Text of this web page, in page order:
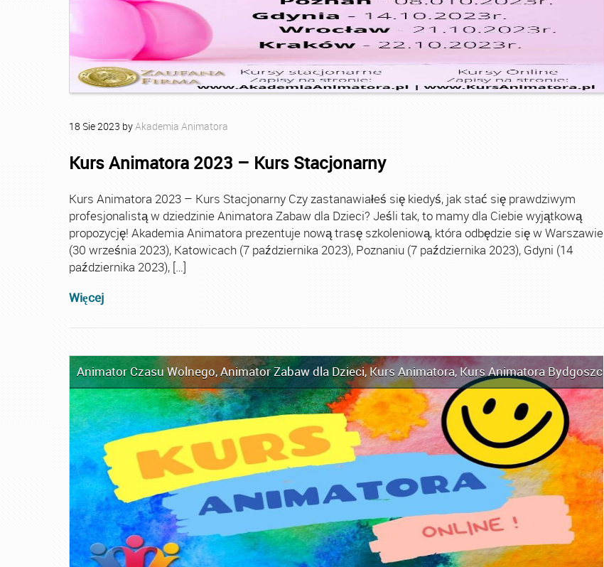
18 Sie2023 byAkademia Animatora
Kurs Animatora 2023 – Kurs Stacjonarny
Kurs Animatora 2023 – Kurs Stacjonarny Czy zastanawiałeś się kiedyś, jak stać się prawdziwym
profesjonalistą w dziedzinie Animatora Zabaw dla Dzieci? Jeśli tak, to mamy dla Ciebie wyjątkową
propozycję! Akademia Animatora prezentuje nową trasę szkoleniową, która odbędzie się w Warszawie
(30 września 2023), Katowicach (7 października 2023), Poznaniu (7 października 2023), Gdyni (14
października 2023), […]
Więcej
Animator Czasu Wolnego,Animator Zabaw dla Dzieci,Kurs Animatora,Kurs Animatora Bydgoszcz